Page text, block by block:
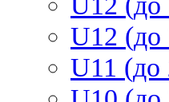
U12 (до
U11 (до